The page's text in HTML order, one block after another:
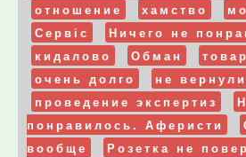
отношение
хамство
Сервіс
Ничего не
кидалово
Обман
очень долго
не
проведение экспертиз
понравилось. Аферисти
вообще
Розетка не